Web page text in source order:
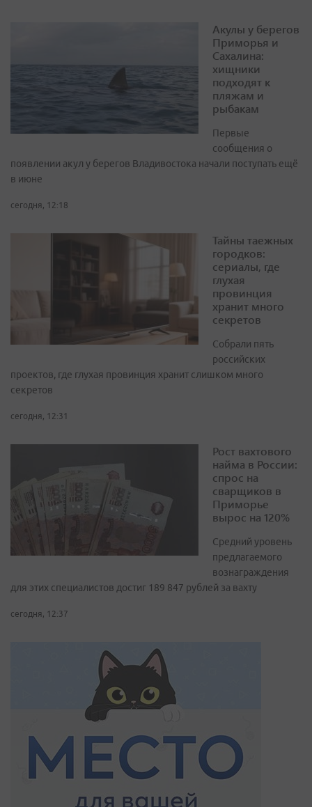
Акулы у берегов
Приморья и
Сахалина:
хищники
подходят к
пляжам и
рыбакам
Первые
сообщения о
появлении акул у берегов Владивостока начали поступать ещё
в июне
сегодня, 12:18
Тайны таежных
городков:
сериалы, где
глухая
провинция
хранит много
секретов
Собрали пять
российских
проектов, где глухая провинция хранит слишком много
секретов
сегодня, 12:31
Рост вахтового
найма в России:
спрос на
сварщиков в
Приморье
вырос на 120%
Средний уровень
предлагаемого
вознаграждения
для этих специалистов достиг 189 847 рублей за вахту
сегодня, 12:37